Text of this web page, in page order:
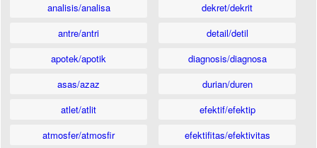
analisis/analisa
antre/antri
apotek/apotik
asas/azaz
atlet/atlit
atmosfer/atmosfir
dekret/dekrit
detail/detil
diagnosis/diagnosa
durian/duren
efektif/efektip
efektifitas/efektivitas